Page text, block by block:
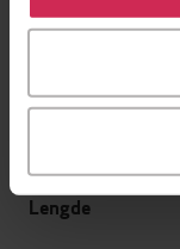
tilpasse ditt
Forlag
Lengde